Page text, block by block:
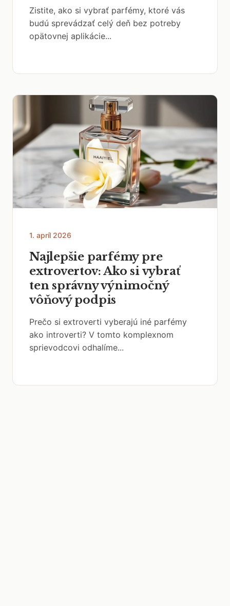
Zistite, ako si vybrať parfémy, ktoré vás
budú sprevádzať celý deň bez potreby
opätovnej aplikácie...
1. apríl 2026
Najlepšie parfémy pre
extrovertov: Ako si vybrať
ten správny výnimočný
vôňový podpis
Prečo si extroverti vyberajú iné parfémy
ako introverti? V tomto komplexnom
sprievodcovi odhalíme...